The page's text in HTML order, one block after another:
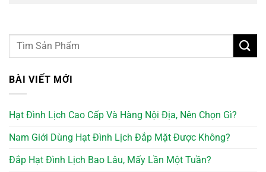
BÀI VIẾT MỚI
Hạt Đình Lịch Cao Cấp Và Hàng Nội Địa, Nên Chọn Gì?
Nam Giới Dùng Hạt Đình Lịch Đắp Mặt Được Không?
Đắp Hạt Đình Lịch Bao Lâu, Mấy Lần Một Tuần?